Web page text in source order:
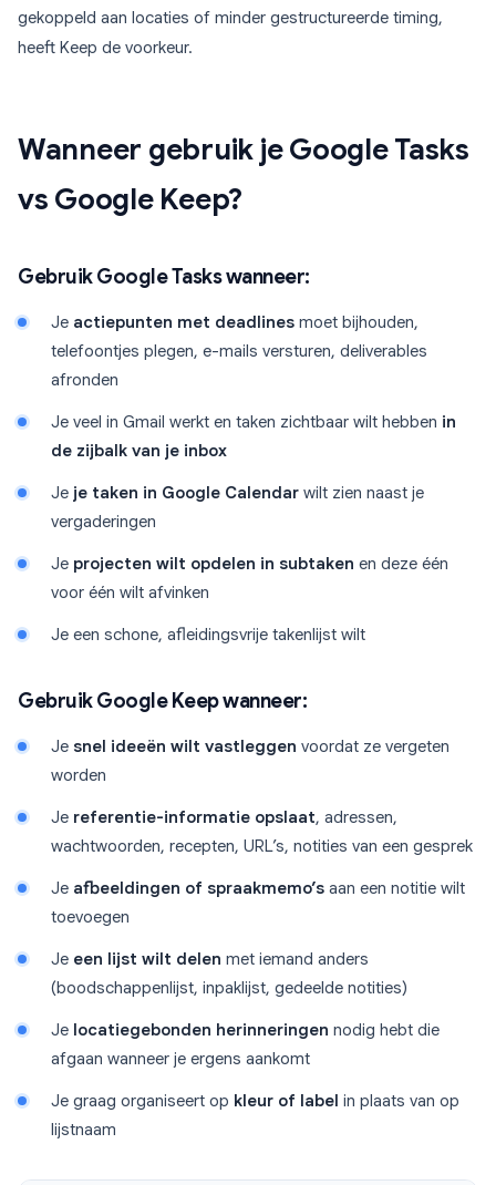
gekoppeld aan locaties of minder gestructureerde timing,
heeft Keep de voorkeur.
Wanneer gebruik je Google Tasks
vs Google Keep?
Gebruik Google Tasks wanneer:
Je actiepunten met deadlines moet bijhouden,
telefoontjes plegen, e-mails versturen, deliverables
afronden
Je veel in Gmail werkt en taken zichtbaar wilt hebben in
de zijbalk van je inbox
Je je taken in Google Calendar wilt zien naast je
vergaderingen
Je projecten wilt opdelen in subtaken en deze één
voor één wilt afvinken
Je een schone, afleidingsvrije takenlijst wilt
Gebruik Google Keep wanneer:
Je snel ideeën wilt vastleggen voordat ze vergeten
worden
Je referentie-informatie opslaat, adressen,
wachtwoorden, recepten, URL’s, notities van een gesprek
Je afbeeldingen of spraakmemo’s aan een notitie wilt
toevoegen
Je een lijst wilt delen met iemand anders
(boodschappenlijst, inpaklijst, gedeelde notities)
Je locatiegebonden herinneringen nodig hebt die
afgaan wanneer je ergens aankomt
Je graag organiseert op kleur of label in plaats van op
lijstnaam